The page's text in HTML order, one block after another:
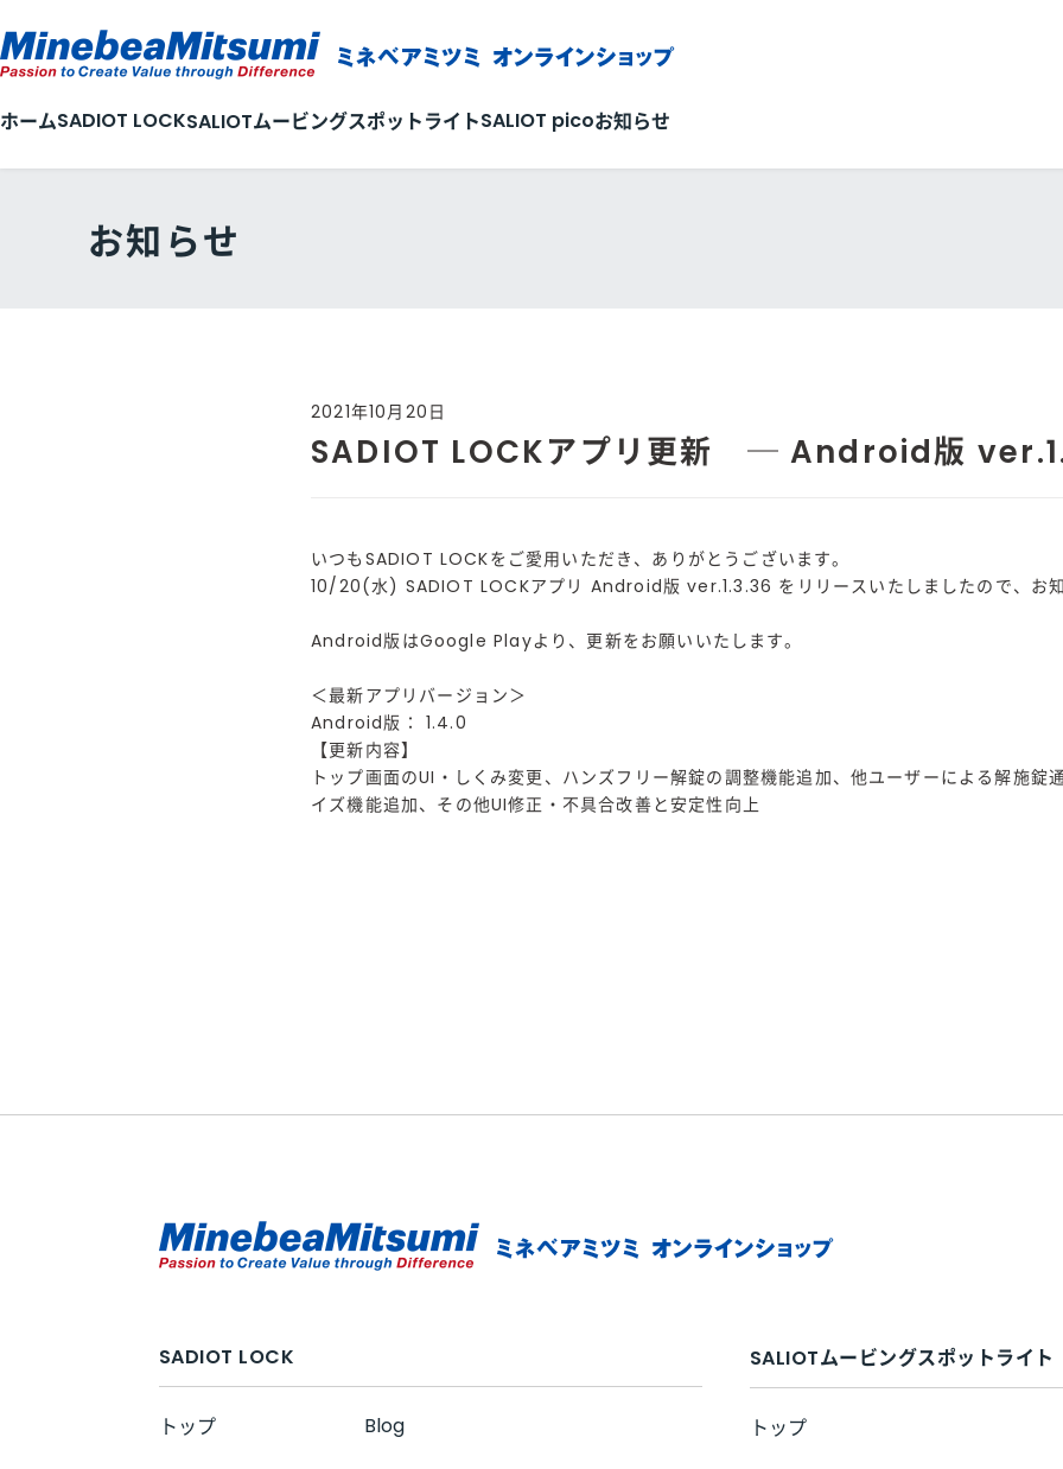
ホームSADIOT LOCKSALIOTムービングスポットライトSALIOT picoお知らせ
お知らせ
2021年10月20日
SADIOT LOCKアプリ更新 ─ Android版
いつもSADIOT LOCKをご愛用いただき、ありがとうございます。
10/20(水) SADIOT LOCKアプリ Android版 ver.1.3.36 をリリースいたしましたので、お知
Android版はGoogle Playより、更新をお願いいたします。
＜最新アプリバージョン＞
Android版： 1.4.0
【更新内容】
トップ画面のUI・しくみ変更、ハンズフリー解錠の調整機能追加、他ユーザーによる解施錠
イズ機能追加、その他UI修正・不具合改善と安定性向上
SADIOT LOCK
トップ Blog
SALIOTムービングスポットライト
トップ